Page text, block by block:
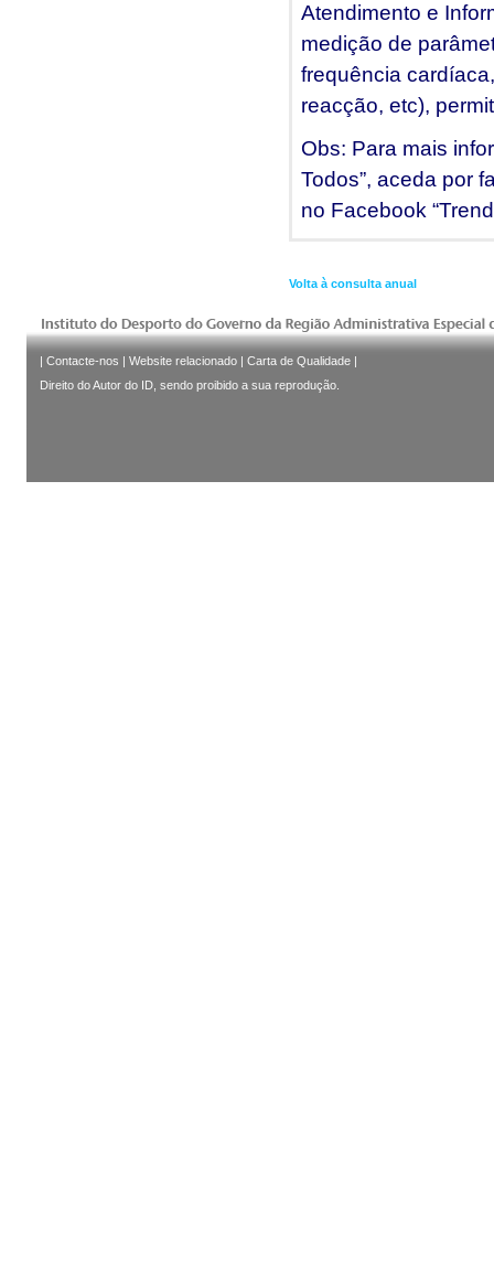
Atendimento e
medição de
frequência
reacção, etc),
Obs: Para mais
Todos”, aceda por
no Facebook
Volta à consulta anual
| Contacte-nos | Website relacionado | Carta de Qualidade |
Direito do Autor do ID, sendo proibido a sua reprodução.